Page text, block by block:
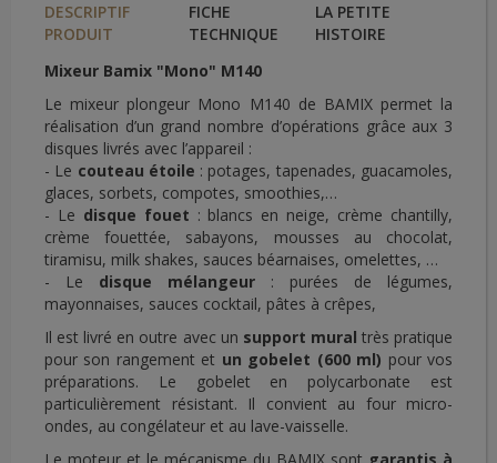
DESCRIPTIF
PRODUIT
FICHE
TECHNIQUE
LA PETITE
HISTOIRE
Mixeur Bamix "Mono" M140
Le mixeur plongeur Mono M140 de BAMIX permet la
réalisation d’un grand nombre d’opérations grâce aux 3
disques livrés avec l’appareil :
- Le couteau étoile : potages, tapenades, guacamoles,
glaces, sorbets, compotes, smoothies,…
- Le disque fouet : blancs en neige, crème chantilly,
crème fouettée, sabayons, mousses au chocolat,
tiramisu, milk shakes, sauces béarnaises, omelettes, …
- Le disque mélangeur : purées de légumes,
mayonnaises, sauces cocktail, pâtes à crêpes,
Il est livré en outre avec un support mural très pratique
pour son rangement et un gobelet (600 ml) pour vos
préparations. Le gobelet en polycarbonate est
particulièrement résistant. Il convient au four micro-
ondes, au congélateur et au lave-vaisselle.